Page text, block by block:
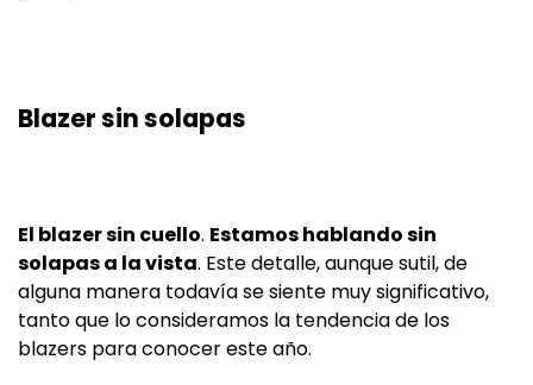
Blazer sin solapas
El blazer sin cuello. Estamos hablando sin
solapas a la vista. Este detalle, aunque sutil, de
alguna manera todavía se siente muy significativo,
tanto que lo consideramos la tendencia de los
blazers para conocer este año.